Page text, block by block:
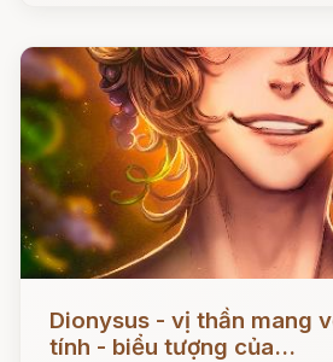
Dionysus - vị thần mang
tính - biểu tượng của...